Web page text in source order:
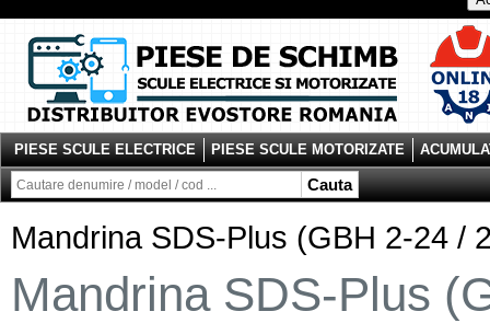
Cauta
PIESE SCULE ELECTRICE PIESE SCULE MOTORIZATE
Mandrina SDS-Plus (GBH 2-24 /
Mandrina SDS-Plus